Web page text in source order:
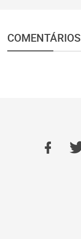
COMENTÁRIOS